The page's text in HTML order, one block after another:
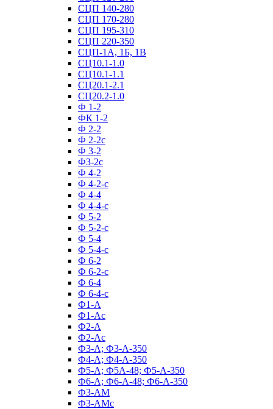
СЦП 140-280
СЦП 170-280
СЦП 195-310
СЦП 220-350
СЦП-1А, 1Б, 1В
СЦ10.1-1.0
СЦ10.1-1.1
СЦ20.1-2.1
СЦ20.2-1.0
Ф 1-2
ФК 1-2
Ф 2-2
Ф 2-2с
Ф 3-2
Ф3-2с
Ф 4-2
Ф 4-2-с
Ф 4-4
Ф 4-4-с
Ф 5-2
Ф 5-2-с
Ф 5-4
Ф 5-4-с
Ф 6-2
Ф 6-2-с
Ф 6-4
Ф 6-4-с
Ф1-А
Ф1-Ас
Ф2-А
Ф2-Ас
Ф3-А; Ф3-А-350
Ф4-А; Ф4-А-350
Ф5-А; Ф5А-48; Ф5-А-350
Ф6-А; Ф6-А-48; Ф6-А-350
Ф3-АМ
Ф3-АМс